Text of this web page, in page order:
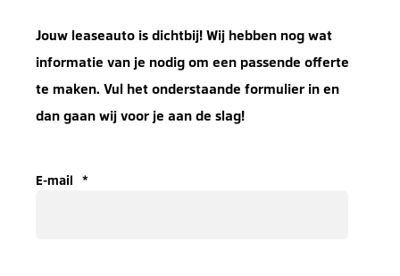
Jouw leaseauto is dichtbij! Wij hebben nog wat
informatie van je nodig om een passende offerte
te maken. Vul het onderstaande formulier in en
dan gaan wij voor je aan de slag!
E-mail *